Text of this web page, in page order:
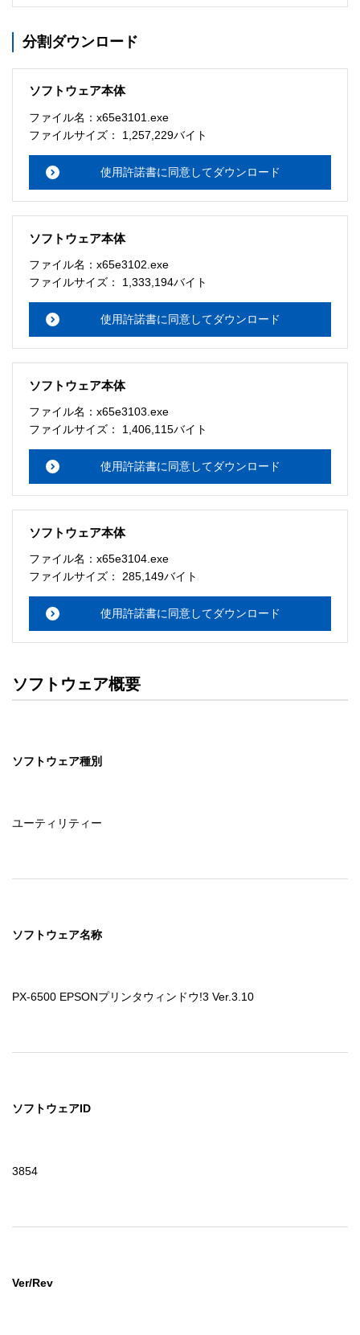
ルをお読み下さい。
ソフトウェアの保証範囲
・ソフトウェアは、予告せず改良、変更することがありま
す。
配布ソフトウェアの著作権は、特に記載のあるものを除き
分割ダウンロード
ソフトウェア本体
ファイル名：x65e3101.exe
ファイルサイズ： 1,257,229バイト
使用許諾書に同意してダウンロード
ソフトウェア本体
ファイル名：x65e3102.exe
ファイルサイズ： 1,333,194バイト
使用許諾書に同意してダウンロード
ソフトウェア本体
ファイル名：x65e3103.exe
ファイルサイズ： 1,406,115バイト
使用許諾書に同意してダウンロード
ソフトウェア本体
ファイル名：x65e3104.exe
ファイルサイズ： 285,149バイト
使用許諾書に同意してダウンロード
ソフトウェア概要
ソフトウェア種別
ユーティリティー
ソフトウェア名称
PX-6500 EPSONプリンタウィンドウ!3 Ver.3.10
ソフトウェアID
3854
Ver/Rev